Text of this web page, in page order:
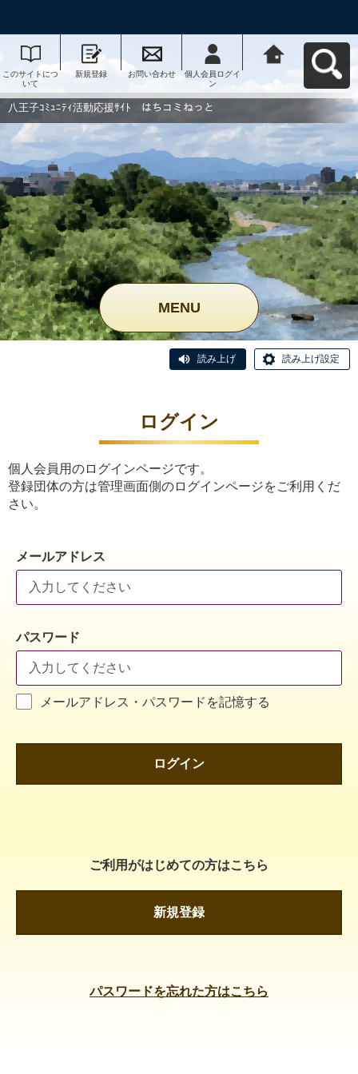
このサイトにつ
いて
新規登録 お問い合わせ
個人会員ログイ
ン
動応援ｻｲﾄ はち
コミねっとへ戻
八王子ｺﾐｭﾆﾃｨ活動応援ｻｲﾄ はちコミねっと
MENU
読み上げ 読み上げ設定
ログイン
個人会員用のログインページです。
登録団体の方は管理画面側のログインページをご利用くだ
さい。
メールアドレス
パスワード
メールアドレス・パスワードを記憶する
ログイン
ご利用がはじめての方はこちら
新規登録
パスワードを忘れた方はこちら